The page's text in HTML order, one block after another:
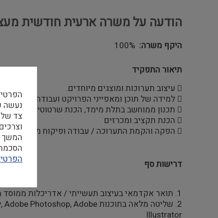
הודעה על משרה ארעית חודשית
היקף משרה 100%
תיאור התפקיד
 עיצוב תערוכות ומוצגים מיוחדים.
 למידה של תוכן ומאפייני הפרויקט ועבודה מול אוצרים וגורמים נוספים במוזיאון.
 תכנון ממוחשב בתלת מימד, הכנת שרטוטים הדמיות ופרזנטציות.
 הכנת תקציב ומכרזים
 הפקה והקמת התערוכה / עבודה ופיקוח מול קבלני ביצוע
דרישות סף
1. תואר אקדמאי בעיצוב תעשייתי / אדריכלות ממוסד מוכר.
2. שליטה מלאה בתוכנות Autocad Rhino, V-Ray, Adobe Photoshop, Adobe
Illustrator
צד
המשך